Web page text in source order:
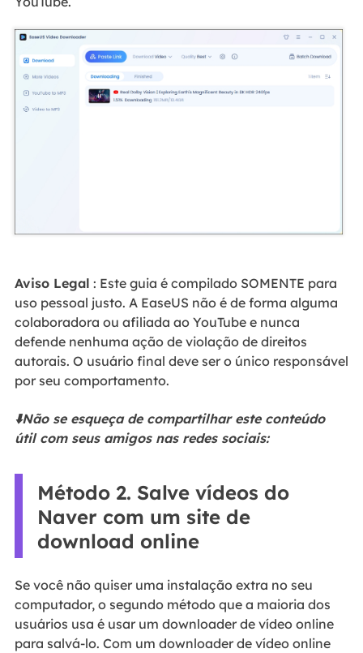
Aviso Legal : Este guia é compilado SOMENTE para
uso pessoal justo. A EaseUS não é de forma alguma
colaboradora ou afiliada ao YouTube e nunca
defende nenhuma ação de violação de direitos
autorais. O usuário final deve ser o único responsável
por seu comportamento.
⬇️Não se esqueça de compartilhar este conteúdo
útil com seus amigos nas redes sociais:
Método 2. Salve vídeos do
Naver com um site de
download online
Se você não quiser uma instalação extra no seu
computador, o segundo método que a maioria dos
usuários usa é usar um downloader de vídeo online
para salvá-lo. Com um downloader de vídeo online